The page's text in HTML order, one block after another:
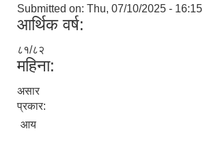
Submitted on: Thu, 07/10/2025 - 16:15
आर्थिक वर्ष:
८१/८२
महिना:
असार
प्रकार:
आय